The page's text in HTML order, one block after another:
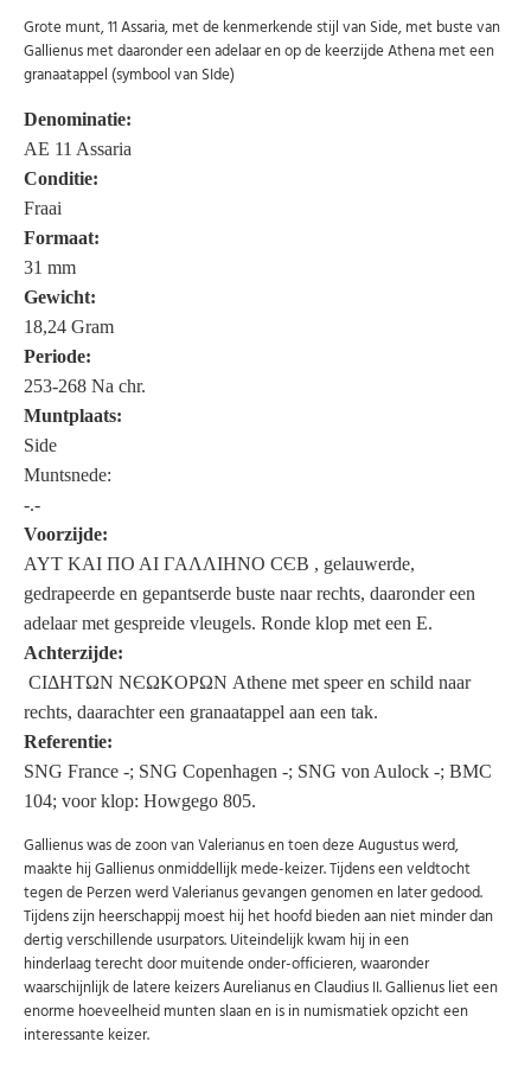
Schrijf u in voor onze gratis nieuwsbrief en ontvang
wekelijks een overzicht van de nieuwste munten en
speciale aanbiedingen.
Uw
email
AANMELDEN
U kunt zich op elk moment weer afmelden via de nieuwsbrief.
Uw gegevens worden niet gedeeld met derden
Niet meer opnieuw tonen.
Grote munt, 11 Assaria, met de kenmerkende stijl van Side, met buste van
Gallienus met daaronder een adelaar en op de keerzijde Athena met een
granaatappel (symbool van SIde)
Denominatie:
AE 11 Assaria
Conditie:
Fraai
Formaat:
31 mm
Gewicht:
18,24 Gram
Periode:
253-268 Na chr.
Muntplaats:
Side
Muntsnede:
-.-
Voorzijde:
AYT KAI ΠO AI ΓAΛΛIHNO CЄB , gelauwerde,
gedrapeerde en gepantserde buste naar rechts, daaronder een
adelaar met gespreide vleugels. Ronde klop met een E.
Achterzijde:
CIΔHTΩN NЄΩKOPΩN Athene met speer en schild naar
rechts, daarachter een granaatappel aan een tak.
Referentie:
SNG France -; SNG Copenhagen -; SNG von Aulock -; BMC
104; voor klop: Howgego 805.
Gallienus was de zoon van Valerianus en toen deze Augustus werd,
maakte hij Gallienus onmiddellijk mede-keizer. Tijdens een veldtocht
tegen de Perzen werd Valerianus gevangen genomen en later gedood.
Tijdens zijn heerschappij moest hij het hoofd bieden aan niet minder dan
dertig verschillende usurpators. Uiteindelijk kwam hij in een
hinderlaag terecht door muitende onder-officieren, waaronder
waarschijnlijk de latere keizers Aurelianus en Claudius II. Gallienus liet een
enorme hoeveelheid munten slaan en is in numismatiek opzicht een
interessante keizer.